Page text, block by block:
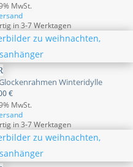
MwSt.
in 3-7 Werktagen
Winteridylle
€
MwSt.
in 3-7 Werktagen